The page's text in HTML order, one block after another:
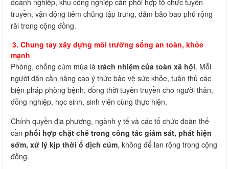
doanh nghiệp, khu công nghiệp cần phối hợp tổ chức tuyên
truyền, vận động tiêm chủng tập trung, đảm bảo bao phủ rộng
rãi trong cộng đồng.
3. Chung tay xây dựng môi trường sống an toàn, khỏe
mạnh
Phòng, chống cúm mùa là trách nhiệm của toàn xã hội. Mỗi
người dân cần nâng cao ý thức bảo vệ sức khỏe, tuân thủ các
biện pháp phòng bệnh, đồng thời tuyên truyền cho người thân,
đồng nghiệp, học sinh, sinh viên cùng thực hiện.
Chính quyền địa phương, ngành y tế và các tổ chức đoàn thể
cần phối hợp chặt chẽ trong công tác giám sát, phát hiện
sớm, xử lý kịp thời ổ dịch cúm, không để lan rộng trong cộng
đồng.